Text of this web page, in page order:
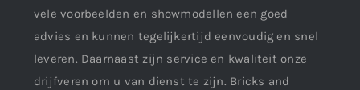
vele voorbeelden en showmodellen een goed
advies en kunnen tegelijkertijd eenvoudig en snel
leveren. Daarnaast zijn service en kwaliteit onze
drijfveren om u van dienst te zijn. Bricks and